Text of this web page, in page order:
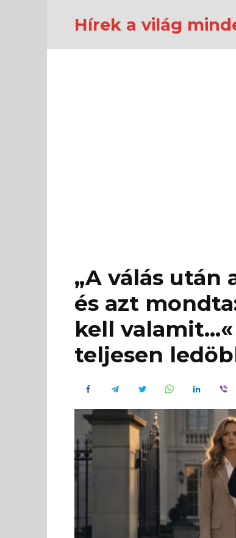
Hírek a világ
„A válás után
és azt
kell
teljesen